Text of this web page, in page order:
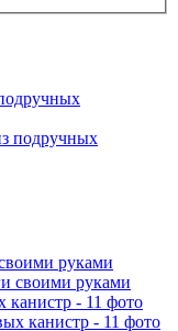
руками
канистр - 11 фото